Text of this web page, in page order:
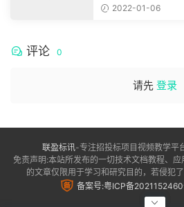
2022-01-06
评论 0
请先 登录
联盈标讯-专注招投标项目视频教学平
免责声明:本站所发布的一切技术文档教程、
的文章仅限用于学习和研究目的，若侵犯
备案号:粤ICP备